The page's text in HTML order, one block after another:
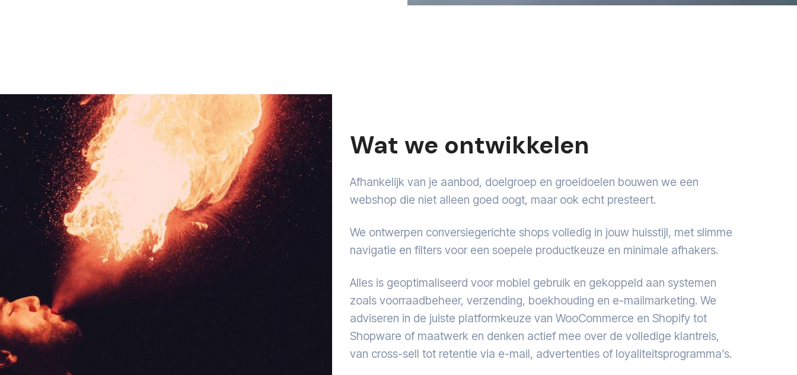
Wat we ontwikkelen
Afhankelijk van je aanbod, doelgroep en groeidoelen bouwen we een
webshop die niet alleen goed oogt, maar ook echt presteert.
We ontwerpen conversiegerichte shops volledig in jouw huisstijl, met slimme
navigatie en filters voor een soepele productkeuze en minimale afhakers.
Alles is geoptimaliseerd voor mobiel gebruik en gekoppeld aan systemen
zoals voorraadbeheer, verzending, boekhouding en e-mailmarketing. We
adviseren in de juiste platformkeuze van WooCommerce en Shopify tot
Shopware of maatwerk en denken actief mee over de volledige klantreis,
van cross-sell tot retentie via e-mail, advertenties of loyaliteitsprogramma’s.